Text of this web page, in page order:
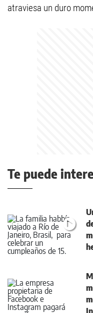
atraviesa un duro
Te puede